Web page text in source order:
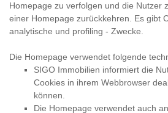
Homepage zu verfolgen und die Nutzer
einer Homepage zurückkehren. Es gibt
analytische und profiling - Zwecke.
Die Homepage verwendet folgende
SIGO Immobilien informiert die
Cookies in ihrem Webbrowser
können.
Die Homepage verwendet auch